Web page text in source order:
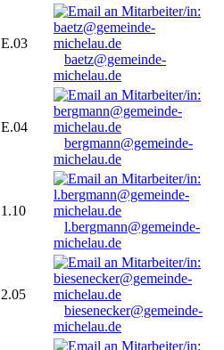
E.03
baetz@gemeinde-
michelau.de
E.04
bergmann@gemeinde-
michelau.de
1.10
l.bergmann@gemeinde-
michelau.de
2.05
biesenecker@gemeinde-
michelau.de